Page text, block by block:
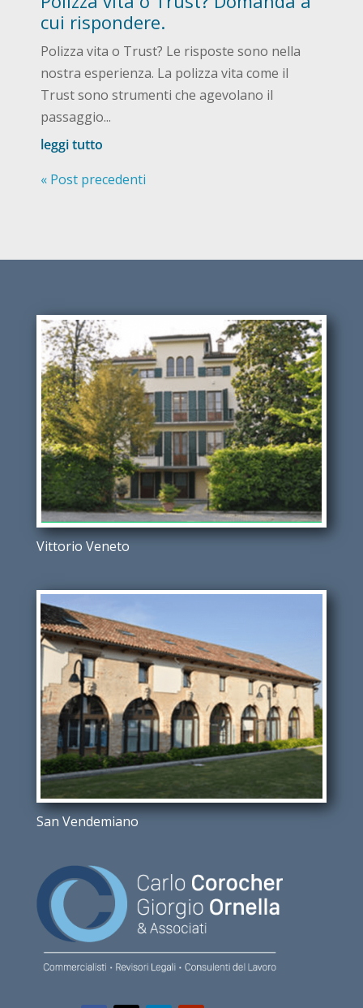
cui rispondere.
Polizza vita o Trust? Le risposte sono nella
nostra esperienza. La polizza vita come il
Trust sono strumenti che agevolano il
passaggio...
leggi tutto
« Post precedenti
Vittorio Veneto
San Vendemiano